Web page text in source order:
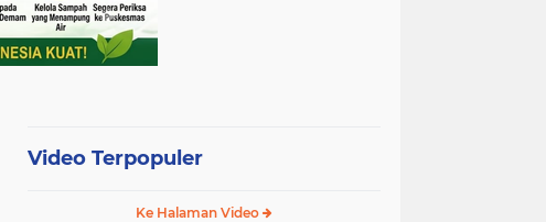
Video Terpopuler
Ke Halaman Video